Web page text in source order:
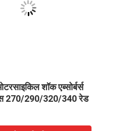
शॉक एब्सोर्बर्स
270/290/320/340 रेड